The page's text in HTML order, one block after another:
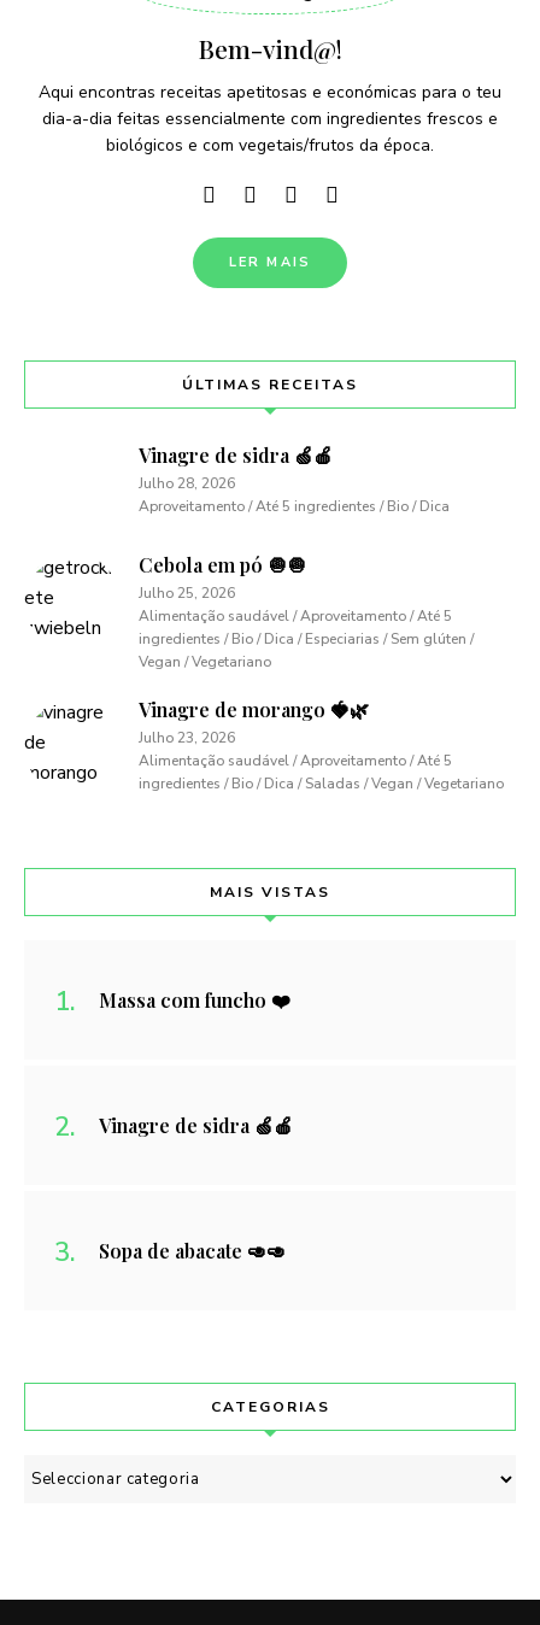
Bem-vind@!
Aqui encontras receitas apetitosas e económicas para o teu
dia-a-dia feitas essencialmente com ingredientes frescos e
biológicos e com vegetais/frutos da época.
LER MAIS
ÚLTIMAS RECEITAS
Vinagre de sidra 🍏🍎
Julho 28, 2026
Aproveitamento / Até 5 ingredientes / Bio / Dica
Cebola em pó 🧅🧅
Julho 25, 2026
Alimentação saudável / Aproveitamento / Até 5
ingredientes / Bio / Dica / Especiarias / Sem glúten /
Vegan / Vegetariano
Vinagre de morango 🍓🌿
Julho 23, 2026
Alimentação saudável / Aproveitamento / Até 5
ingredientes / Bio / Dica / Saladas / Vegan / Vegetariano
MAIS VISTAS
Massa com funcho ❤️
Vinagre de sidra 🍏🍎
Sopa de abacate 🥑🥑
CATEGORIAS
Categorias